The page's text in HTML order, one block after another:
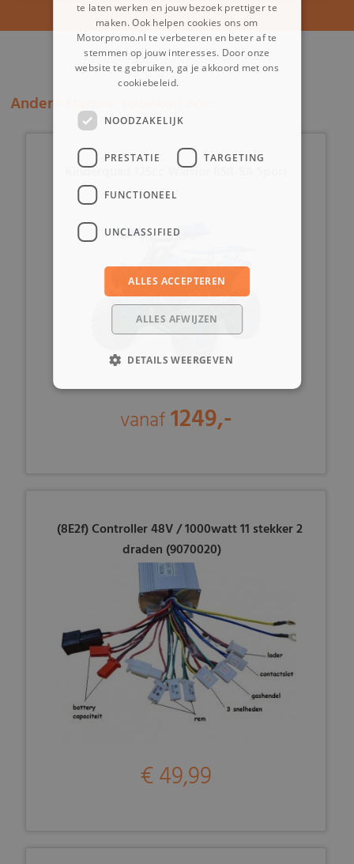
Andere klanten bekeken ook:
Kinderquad 125cc Warrior RS8-SA Sport
vanaf1249,-
(8E2f) Controller 48V / 1000watt 11 stekker 2
draden (9070020)
€ 49,99
te laten werken en jouw bezoek prettiger te
maken. Ook helpen cookies ons om
Motorpromo.nl te verbeteren en beter af te
stemmen op jouw interesses. Door onze
website te gebruiken, ga je akkoord met ons
cookiebeleid.
NOODZAKELIJK
PRESTATIE TARGETING
FUNCTIONEEL
UNCLASSIFIED
ALLES ACCEPTEREN
ALLES AFWIJZEN
DETAILS WEERGEVEN